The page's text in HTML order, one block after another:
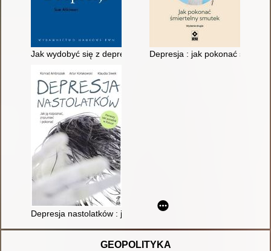
Jak wydobyć się z depresji Depresja : jak pokonać
Depresja nastolatków : jak ją rozpoznać, zrozumieć i pokonać
GEOPOLITYKA